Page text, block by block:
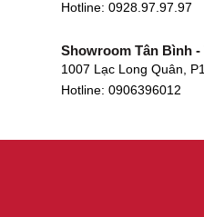
Hotline: 0928.97.97.97
Showroom Tân Bình -
1007 Lạc Long Quân,
Hotline: 0906396012